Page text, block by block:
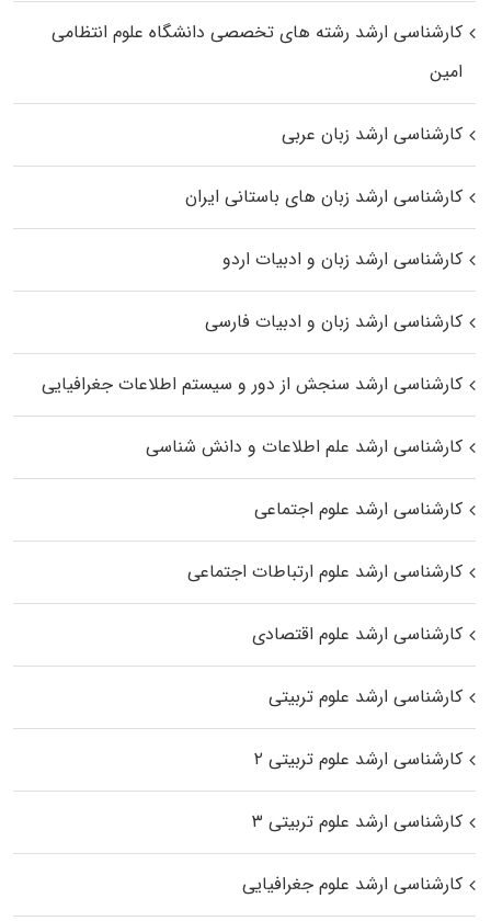
کارشناسی ارشد رﺷﺘﻪ ﻫﺎی تخصصی داﻧﺸﮕﺎه ﻋﻠﻮم انتظامی
اﻣﻴﻦ
کارشناسی ارشد زبان عربی
کارشناسی ارشد زبان‌ های باستانی ایران
کارشناسی ارشد زبان و ادبیات اردو
کارشناسی ارشد زبان و ادبیات فارسی
کارشناسی ارشد سنجش از دور و سیستم اطلاعات جغرافیایی
کارشناسی ارشد علم اطلاعات و دانش شناسی
کارشناسی ارشد علوم اجتماعی
کارشناسی ارشد علوم ارتباطات اجتماعی
کارشناسی ارشد علوم اقتصادی
کارشناسی ارشد علوم تربیتی
کارشناسی ارشد علوم تربیتی ۲
کارشناسی ارشد علوم تربیتی ۳
کارشناسی ارشد علوم جغرافیایی